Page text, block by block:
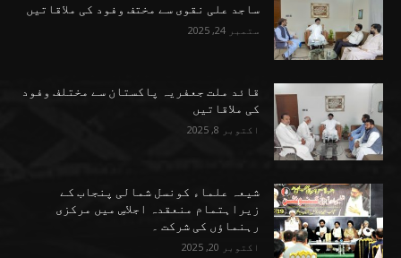
ساجد علی نقوی سے مختف وفود کی ملاقاتیں
ستمبر 24, 2025
قائد ملت جعفریہ پاکستان سے مختلف وفود
کی ملاقاتیں
اکتوبر 8, 2025
شیعہ علماء کونسل شمالی پنجاب کے
زیراہتمام منعقدہ اجلاسِ میں مرکزی
رہنماؤں کی شرکت ۔
اکتوبر 20, 2025